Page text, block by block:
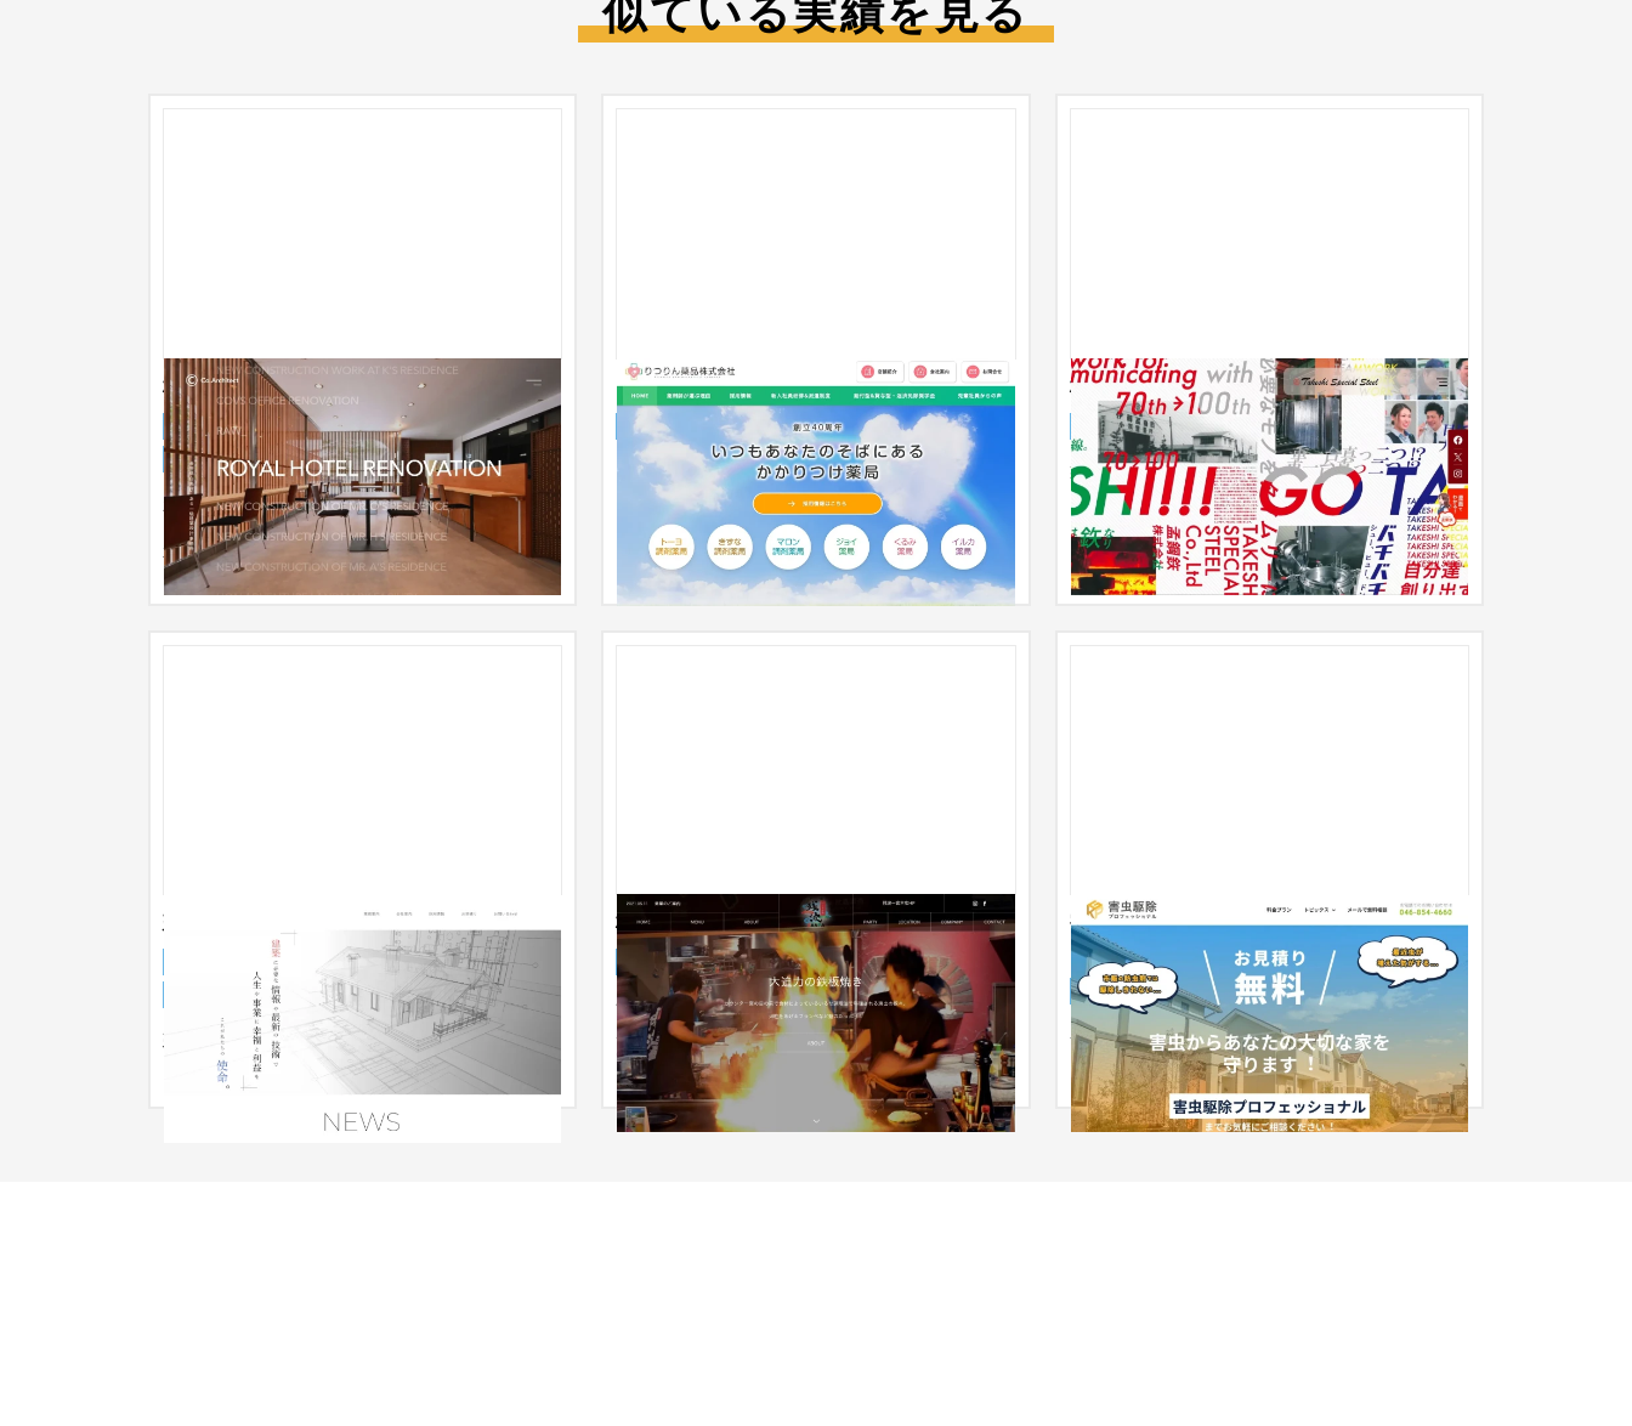
似ている実績を見る
株式会社シーオーアーキテクト
企業サイト
建設・工務店・住宅・リフォーム
101〜150万円
新規開発が多い地域において高品質な建築を生み出
し続ける一級建築士事務所のWEBサイトの制作。必
要以上の装飾は省き、施工実績...
りつりん薬品様 コーポレート&採用サイト
企業サイト 製薬 31〜50万円
株式会社孟鋼鉃 コーポレートサイト
企業サイト 製造業
製造業にはない斬新なイメージのコーポレートサイ
ト。 斬新ではありつつも歴史を表現している。
建築設計事務所様 企業サイト
建設・工務店・住宅・リフォーム
建築設計事務所様の企業サイト
株式会社ZANPAS
企業サイト 飲食店・レストラン 31〜50万円
飲食店を3店舗経営している株式会社ZANPAS様の
ホームページです。飲食店の命は食べ物の画像なの
で、なるべく多くの種類の商品を...
害虫駆除プロフェッショナル(ルチルジャパ
ン)
企業サイト 工業・インフラ・物流 〜30万円
ページの更新性向上を意識して制作いたしました。